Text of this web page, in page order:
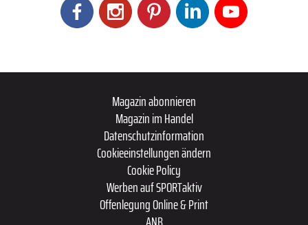
Magazin abonnieren
Magazin im Handel
Datenschutzinformation
Cookieeinstellungen ändern
Cookie Policy
Werben auf SPORTaktiv
Offenlegung Online & Print